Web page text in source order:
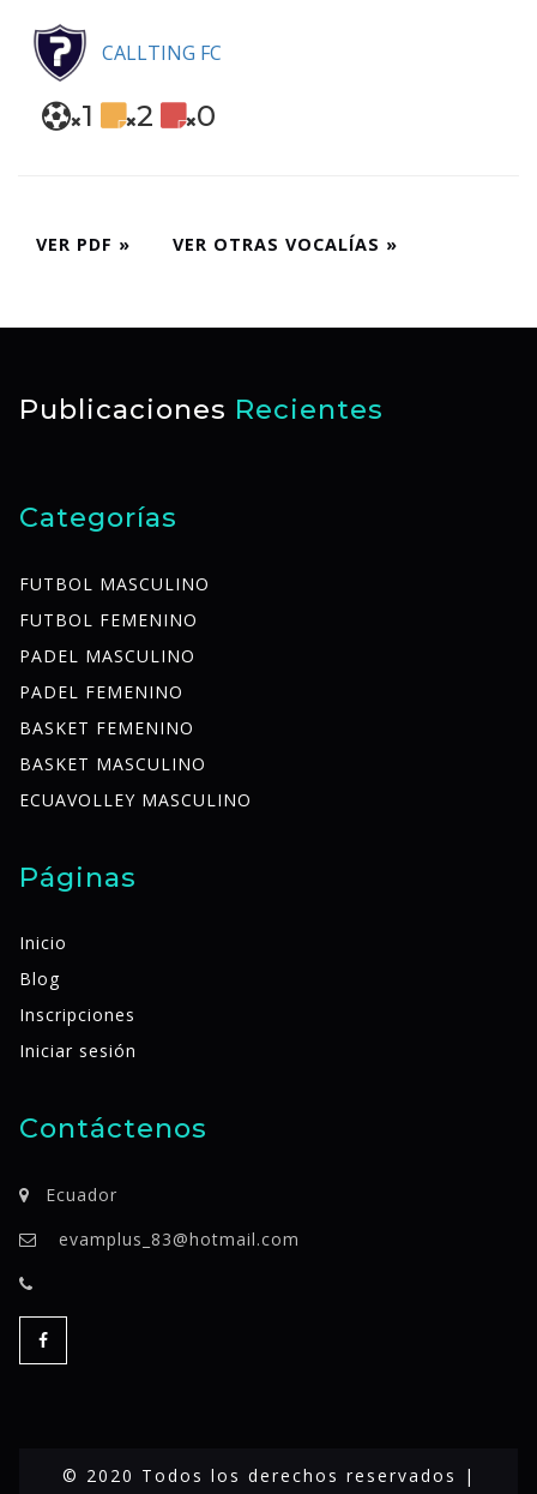
CALLTING FC
1 2 0
VER PDF » VER OTRAS VOCALÍAS »
Publicaciones Recientes
Categorías
FUTBOL MASCULINO
FUTBOL FEMENINO
PADEL MASCULINO
PADEL FEMENINO
BASKET FEMENINO
BASKET MASCULINO
ECUAVOLLEY MASCULINO
Páginas
Inicio
Blog
Inscripciones
Iniciar sesión
Contáctenos
Ecuador
evamplus_83@hotmail.com
© 2020 Todos los derechos reservados |